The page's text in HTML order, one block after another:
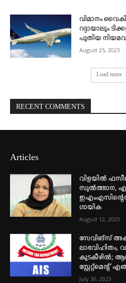
വിമാനം
റദ്ദായാലും
പുതിയ
August 25, 2023
Load more
RECENT COMMENTS
Articles
വിളയിൽ ഫസീല;
സുൽത്താന,
ഗായിക
August 12, 2023
സേവിങ്സ്
ലാഭവിഹിതം,
കുടകീഴിൽ;
സ്റ്റേറ്റ്മെന്റ്
July 30, 2023